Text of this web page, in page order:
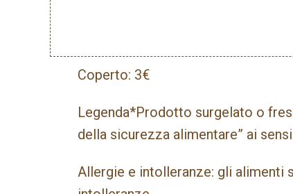
Coperto: 3€
Legenda*Prodotto surgelato o
della sicurezza alimentare” ai
Allergie e intolleranze: gli